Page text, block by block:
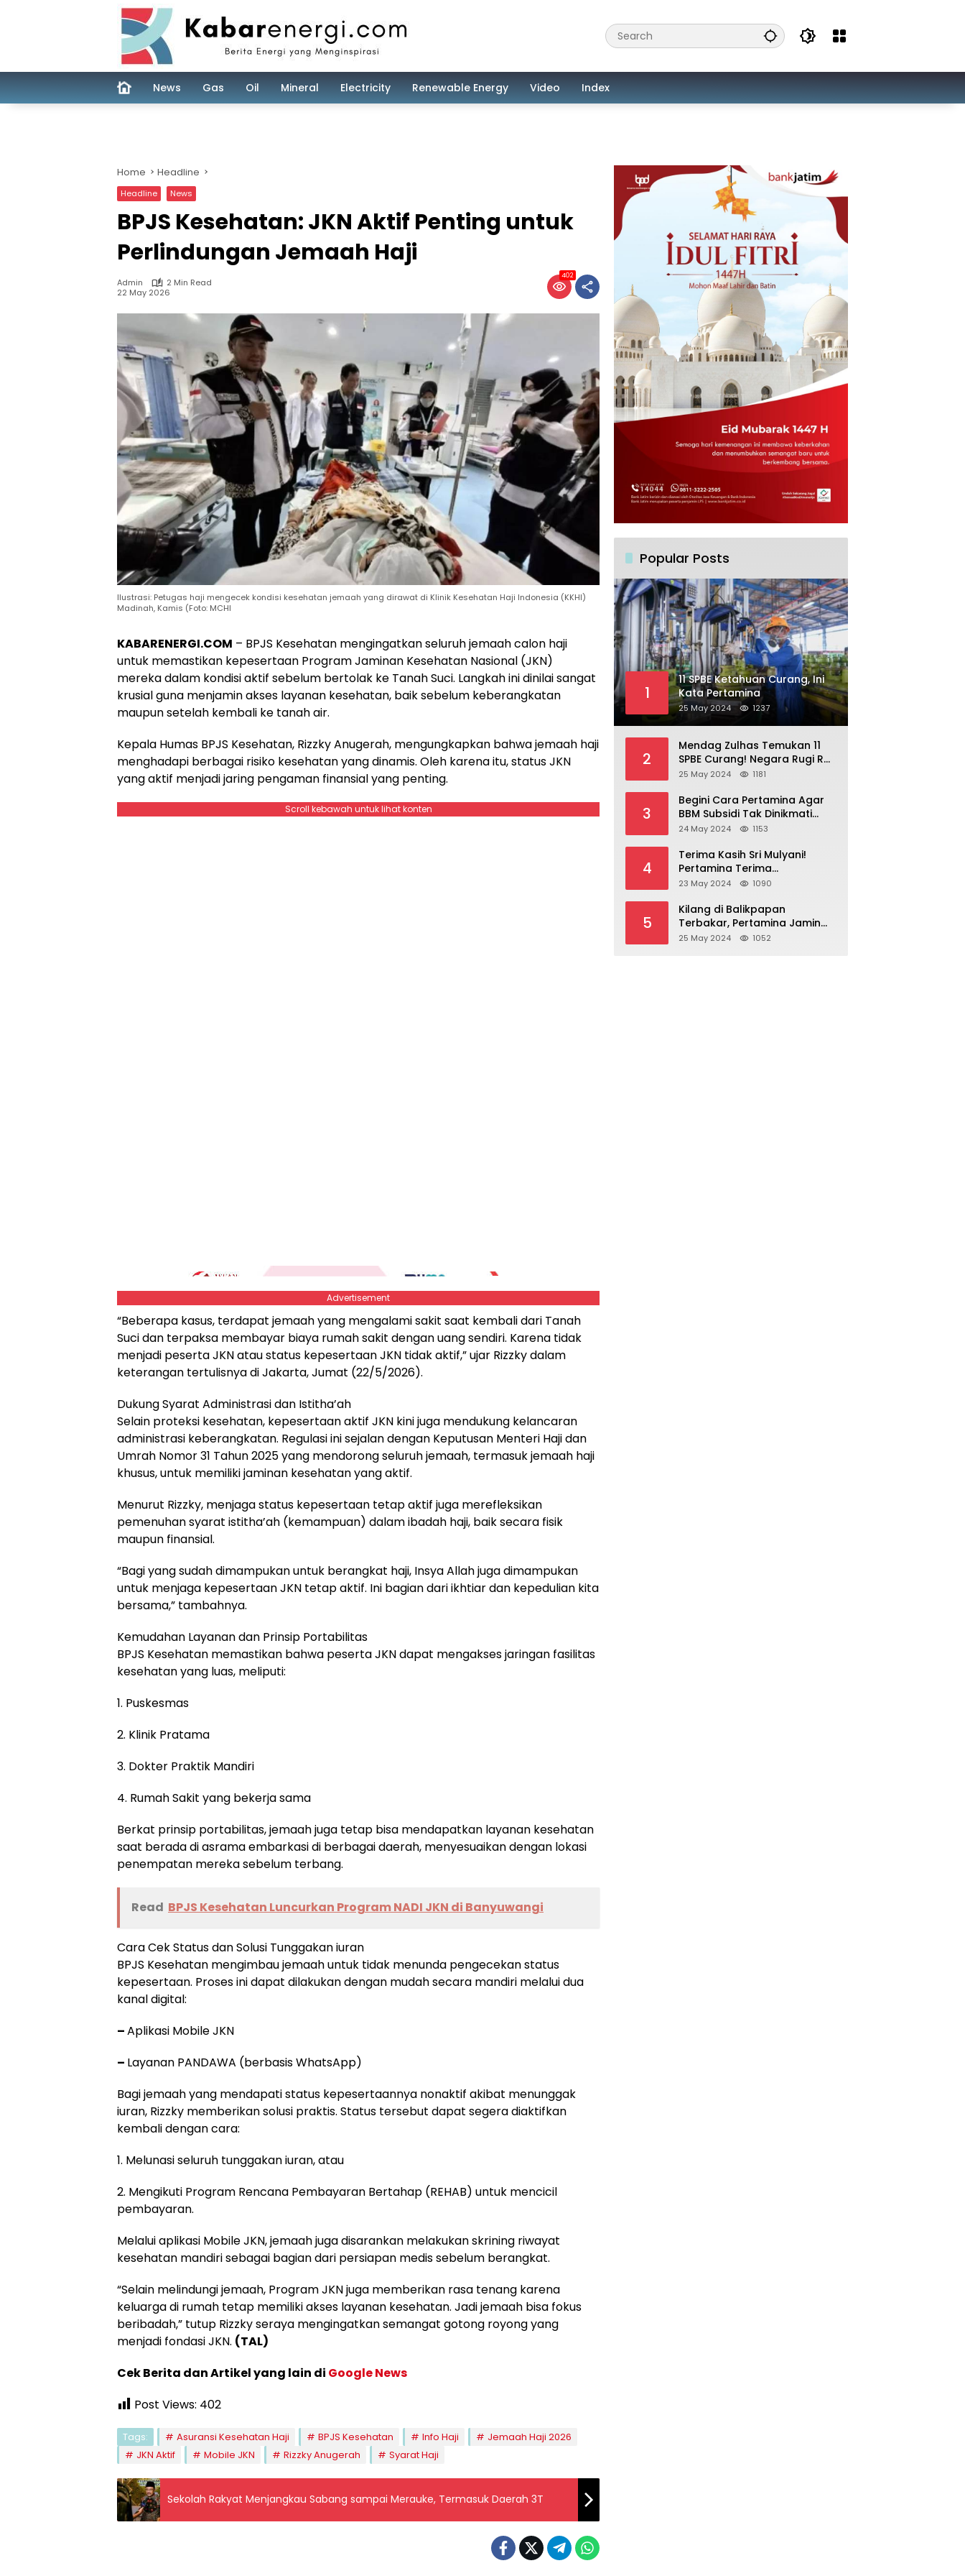
News Gas Oil Mineral Electricity Renewable Energy Video Index
Home Headline
Headline News
BPJS Kesehatan: JKN Aktif Penting untuk
Perlindungan Jemaah Haji
Admin
2 Min Read
22 May 2026
402
Ilustrasi: Petugas haji mengecek kondisi kesehatan jemaah yang dirawat di Klinik Kesehatan Haji Indonesia (KKHI)
Madinah, Kamis (Foto: MCHl
KABARENERGI.COM – BPJS Kesehatan mengingatkan seluruh jemaah calon haji
untuk memastikan kepesertaan Program Jaminan Kesehatan Nasional (JKN)
mereka dalam kondisi aktif sebelum bertolak ke Tanah Suci. Langkah ini dinilai sangat
krusial guna menjamin akses layanan kesehatan, baik sebelum keberangkatan
maupun setelah kembali ke tanah air.
Kepala Humas BPJS Kesehatan, Rizzky Anugerah, mengungkapkan bahwa jemaah haji
menghadapi berbagai risiko kesehatan yang dinamis. Oleh karena itu, status JKN
yang aktif menjadi jaring pengaman finansial yang penting.
Scroll kebawah untuk lihat konten
Advertisement
“Beberapa kasus, terdapat jemaah yang mengalami sakit saat kembali dari Tanah
Suci dan terpaksa membayar biaya rumah sakit dengan uang sendiri. Karena tidak
menjadi peserta JKN atau status kepesertaan JKN tidak aktif,” ujar Rizzky dalam
keterangan tertulisnya di Jakarta, Jumat (22/5/2026).
Dukung Syarat Administrasi dan Istitha’ah
Selain proteksi kesehatan, kepesertaan aktif JKN kini juga mendukung kelancaran
administrasi keberangkatan. Regulasi ini sejalan dengan Keputusan Menteri Haji dan
Umrah Nomor 31 Tahun 2025 yang mendorong seluruh jemaah, termasuk jemaah haji
khusus, untuk memiliki jaminan kesehatan yang aktif.
Menurut Rizzky, menjaga status kepesertaan tetap aktif juga merefleksikan
pemenuhan syarat istitha’ah (kemampuan) dalam ibadah haji, baik secara fisik
maupun finansial.
“Bagi yang sudah dimampukan untuk berangkat haji, Insya Allah juga dimampukan
untuk menjaga kepesertaan JKN tetap aktif. Ini bagian dari ikhtiar dan kepedulian kita
bersama,” tambahnya.
Kemudahan Layanan dan Prinsip Portabilitas
BPJS Kesehatan memastikan bahwa peserta JKN dapat mengakses jaringan fasilitas
kesehatan yang luas, meliputi:
1. Puskesmas
2. Klinik Pratama
3. Dokter Praktik Mandiri
4. Rumah Sakit yang bekerja sama
Berkat prinsip portabilitas, jemaah juga tetap bisa mendapatkan layanan kesehatan
saat berada di asrama embarkasi di berbagai daerah, menyesuaikan dengan lokasi
penempatan mereka sebelum terbang.
Read BPJS Kesehatan Luncurkan Program NADI JKN di Banyuwangi
Cara Cek Status dan Solusi Tunggakan iuran
BPJS Kesehatan mengimbau jemaah untuk tidak menunda pengecekan status
kepesertaan. Proses ini dapat dilakukan dengan mudah secara mandiri melalui dua
kanal digital:
–Aplikasi Mobile JKN
– Layanan PANDAWA (berbasis WhatsApp)
Bagi jemaah yang mendapati status kepesertaannya nonaktif akibat menunggak
iuran, Rizzky memberikan solusi praktis. Status tersebut dapat segera diaktifkan
kembali dengan cara:
1. Melunasi seluruh tunggakan iuran, atau
2. Mengikuti Program Rencana Pembayaran Bertahap (REHAB) untuk mencicil
pembayaran.
Melalui aplikasi Mobile JKN, jemaah juga disarankan melakukan skrining riwayat
kesehatan mandiri sebagai bagian dari persiapan medis sebelum berangkat.
“Selain melindungi jemaah, Program JKN juga memberikan rasa tenang karena
keluarga di rumah tetap memiliki akses layanan kesehatan. Jadi jemaah bisa fokus
beribadah,” tutup Rizzky seraya mengingatkan semangat gotong royong yang
menjadi fondasi JKN. (TAL)
Cek Berita dan Artikel yang lain di Google News
Post Views: 402
Tags: Asuransi Kesehatan Haji BPJS Kesehatan Info Haji
Jemaah Haji 2026
JKN Aktif
Mobile JKN Rizzky Anugerah Syarat Haji
Sekolah Rakyat Menjangkau Sabang sampai Merauke, Termasuk Daerah 3T
Popular Posts
1
11 SPBE Ketahuan Curang, Ini
Kata Pertamina
25 May 2024 1237
2
Mendag Zulhas Temukan 11
SPBE Curang! Negara Rugi Rp
18,7 Miliar/ Tahun
25 May 2024 1181
3
Begini Cara Pertamina Agar
BBM Subsidi Tak Dinikmati
Orang Kaya!
24 May 2024 1153
4
Terima Kasih Sri Mulyani!
Pertamina Terima
Kompensasi BBM Rp 43,52
23 May 2024 1090
5
Kilang di Balikpapan
Terbakar, Pertamina Jamin
Pasokan BBM Aman
25 May 2024 1052